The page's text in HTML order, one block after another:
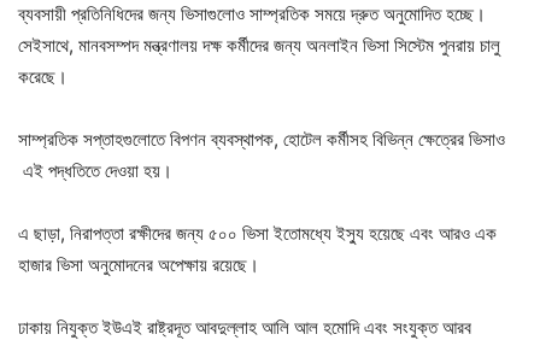
ব্যবসায়ী প্রতিনিধিদের জন্য ভিসাগুলোও সাম্প্রতিক সময়ে দ্রুত অনুমোদিত হচ্ছে।
সেইসাথে, মানবসম্পদ মন্ত্রণালয় দক্ষ কর্মীদের জন্য অনলাইন ভিসা সিস্টেম পুনরায় চালু
করেছে।
সাম্প্রতিক সপ্তাহগুলোতে বিপণন ব্যবস্থাপক, হোটেল কর্মীসহ বিভিন্ন ক্ষেত্রের ভিসাও
এই পদ্ধতিতে দেওয়া হয়।
এ ছাড়া, নিরাপত্তা রক্ষীদের জন্য ৫০০ ভিসা ইতোমধ্যে ইস্যু হয়েছে এবং আরও এক
হাজার ভিসা অনুমোদনের অপেক্ষায় রয়েছে।
ঢাকায় নিযুক্ত ইউএই রাষ্ট্রদূত আবদুল্লাহ আলি আল হমোদি এবং সংযুক্ত আরব